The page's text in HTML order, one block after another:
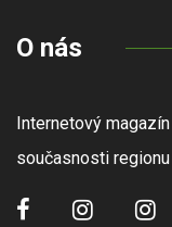
O nás
Internetový
současnosti